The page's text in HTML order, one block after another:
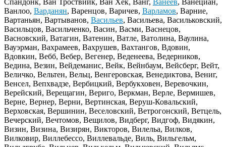
Ванлоо, Варданян, Варенцов, Варичев, Варламов, Варние,
Вартаньян, Вартыванов, Васильев, Васильева, Васильковский,
Васильцов, Васильченко, Васин, Васми, Васнецов,
Васновский, Ватагин, Ватенин, Ватле, Ватолина, Ваулина,
Вауэрман, Вахрамеев, Вахрушев, Вахтангов, Вдовин,
Вдовкин, Вебб, Вебер, Вегенер, Веденеева, Ведерников,
Ведина, Везин, Вейдеманис, Вейк, Вейнбаум, Вейсберг, Вейт,
Величко, Вельтен, Вельц, Венгеровская, Венедиктова, Вениг,
Венсел, Вепхвадзе, Вербицкий, Вербукховен, Веревочкин,
Верейский, Верещагин, Вериго, Веркман, Верле, Вермишев,
Верне, Вернер, Верни, Вертинская, Веруш-Ковальский,
Верховская, Вершинин, Веселовский, Ветрогонский, Ветцель,
Вечерский, Вечтомов, Вещилов, Видберг, Видгоф, Видякин,
Визин, Визина, Визирян, Викторов, Вилельа, Вилков,
Вилковир, Виллебессо, Виллевальде, Виль, Вильгельм,